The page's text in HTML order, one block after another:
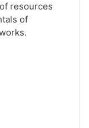
resources
of